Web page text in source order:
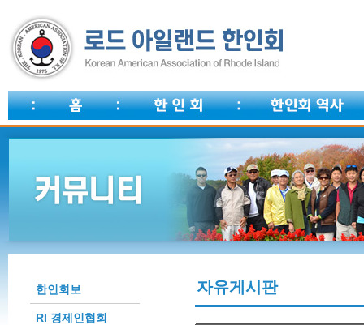
한인회보
RI 경제인협회
자유게시판